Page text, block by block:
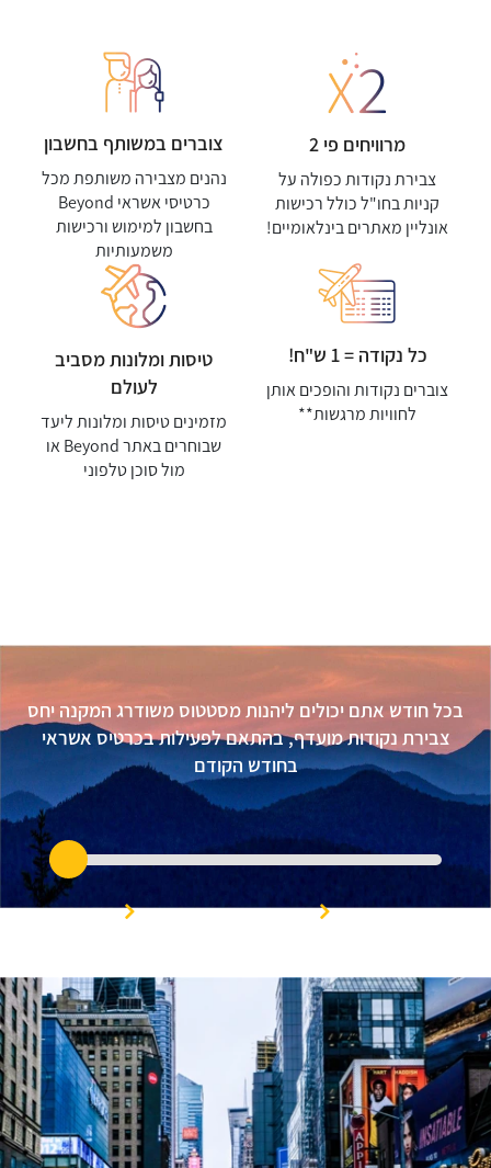
מרוויחים פי 2
צבירת נקודות כפולה על
קניות בחו"ל כולל רכישות
אונליין מאתרים בינלאומיים!
צוברים במשותף בחשבון
נהנים מצבירה משותפת מכל
כרטיסי אשראי Beyond
בחשבון למימוש ורכישות
משמעותיות
כל נקודה = 1 ש"ח!
צוברים נקודות והופכים אותן
לחוויות מרגשות**
טיסות ומלונות מסביב
לעולם
מזמינים טיסות ומלונות ליעד
שבוחרים באתר Beyond או
מול סוכן טלפוני
בכל חודש אתם יכולים ליהנות מסטטוס משודרג המקנה יחס
צבירת נקודות מועדף, בהתאם לפעילות בכרטיס אשראי
בחודש הקודם
PLUS PRIORITY PREMIER